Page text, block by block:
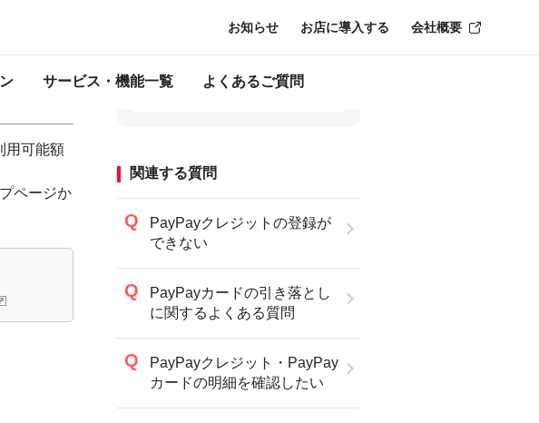
サービス・機能一覧 よくあるご質問
お知らせ お店に導入する 会社概要
戻ら
用可能額
ページか
関連する質問
PayPayクレジットの登録が
できない
PayPayカードの引き落とし
に関するよくある質問
PayPayクレジット・PayPay
カードの明細を確認したい